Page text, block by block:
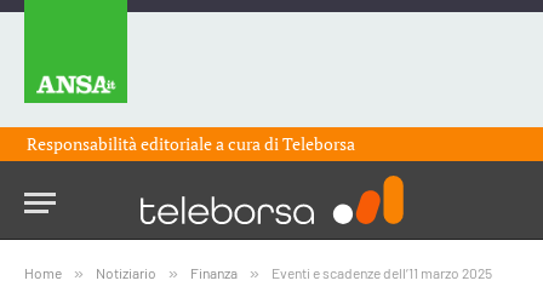
Responsabilità editoriale a cura diTeleborsa
Home » Notiziario » Finanza » Eventi e scadenze dell’11 marzo 2025